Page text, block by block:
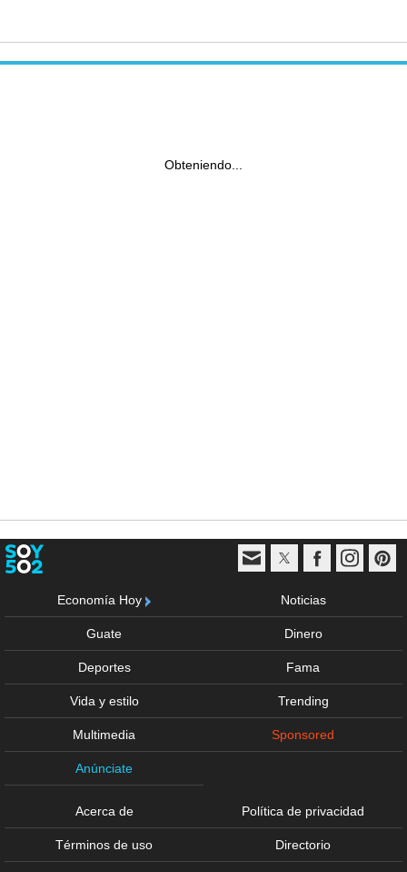
Obteniendo...
Economía Hoy Noticias
Guate Dinero
Deportes Fama
Vida y estilo Trending
Multimedia Sponsored
Anúnciate
Acerca de Política de privacidad
Términos de uso Directorio